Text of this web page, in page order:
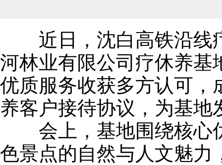
近日，沈白高铁沿线
河林业有限公司疗休养基
优质服务收获多方认可，
养客户接待协议，为基地
会上，基地围绕核心
色景点的自然与人文魅力